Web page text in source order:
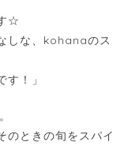
☆
しな、kohanaのス
！」
のときの旬をスパイ